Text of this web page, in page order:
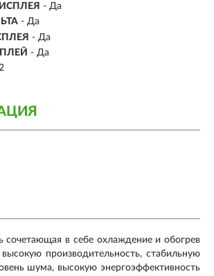
- Да
- Да
- Да
- Да
сочетающая в себе охлаждение и обогрев
производительность, стабильную
шума, высокую энергоэффективность